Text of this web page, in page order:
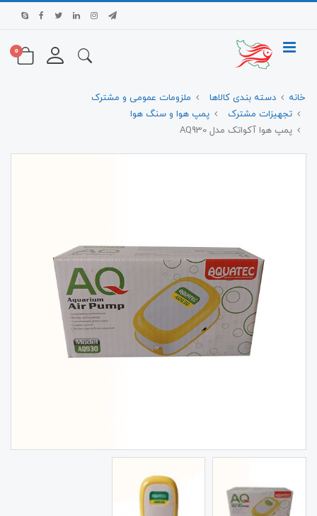
0
خانه دسته بندی کالاها
ملزومات عمومی و مشترک
تجهیزات مشترک
پمپ هوا و سنگ هوا
پمپ هوا آکواتک مدل AQ930